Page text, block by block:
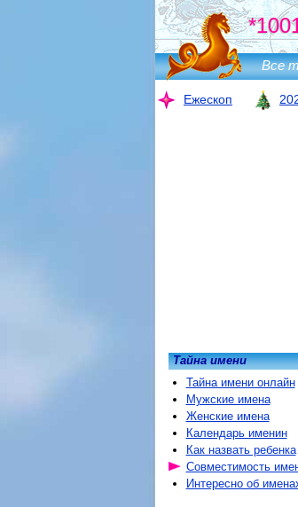
Все
Ежескоп
Тайна имени
Тайна имени онлайн
Мужские имена
Женские имена
Календарь именин
Как назвать ребенка
Совместимость
Интересно об